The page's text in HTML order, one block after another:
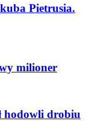
Pietrusia.
milioner
hodowli drobiu